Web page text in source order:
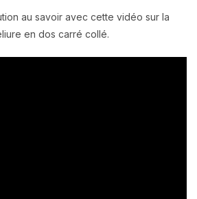
au savoir avec cette vidéo sur la
en dos carré collé.